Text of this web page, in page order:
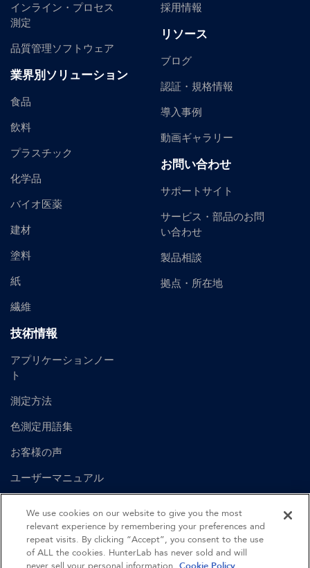
インライン・プロセス
測定
品質管理ソフトウェア
業界別ソリューション
食品
飲料
プラスチック
化学品
バイオ医薬
建材
塗料
紙
繊維
技術情報
アプリケーションノー
ト
測定方法
色測定用語集
お客様の声
ユーザーマニュアル
採用情報
リソース
ブログ
認証・規格情報
導入事例
動画ギャラリー
お問い合わせ
サポートサイト
サービス・部品のお問
い合わせ
製品相談
拠点・所在地
English Spanish British English German
©2026Hunter Associates Laboratory, Inc.
We use cookies on our website to give you the most
relevant experience by remembering your preferences and
repeat visits. By clicking “Accept”, you consent to the use
of ALL the cookies. HunterLab has never sold and will